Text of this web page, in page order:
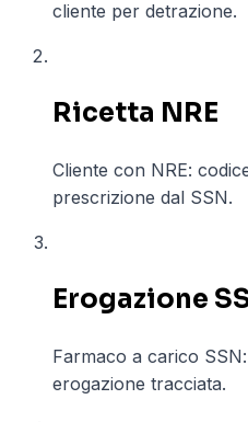
cliente per detrazione.
Ricetta NRE
Cliente con NRE:
prescrizione dal SSN.
Erogazione
Farmaco a carico
erogazione tracciata.